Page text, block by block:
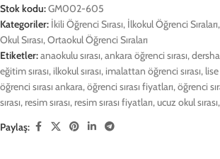
Stok kodu:GM002-605
Kategoriler: İkili Öğrenci Sırası, İlkokul Öğrenci Sıraları,
Okul Sırası,Ortaokul Öğrenci Sıraları
Etiketler:anaokulu sırası,ankara öğrenci sırası,
eğitim sırası, ilkokul sırası, imalattan öğrenci sırası, lise
öğrenci sırası ankara,öğrenci sırası fiyatları,öğrenci
sırası, resim sırası, resim sırası fiyatları,ucuz okul sırası,
Paylaş: